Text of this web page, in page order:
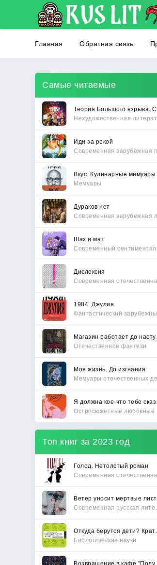
Главная Обратная связь
Самые читаемые
Иди за рекой
Вкус. Кулинарные мемуары
Мемуары
Дураков нет
Шах и мат
Дислексия
1984. Джулия
Отечественное фэнтези
Моя жизнь. До изгнания
Топ книг за 2023 год
Голод. Нетолстый роман
Биологические науки